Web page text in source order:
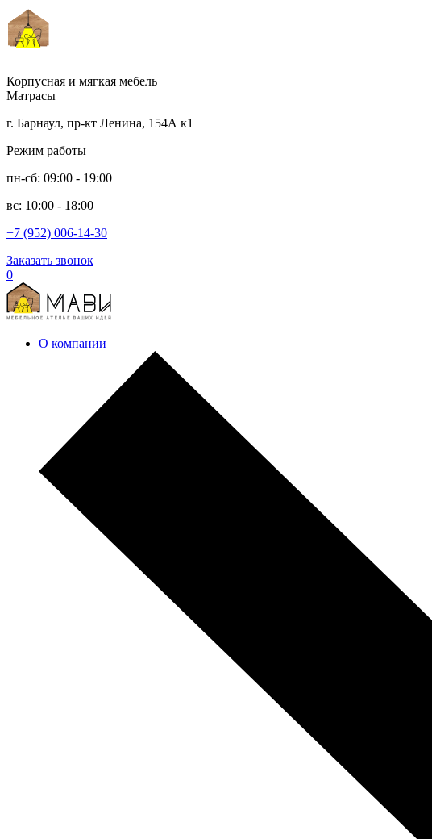
Корпусная и мягкая мебель
Матрасы
г. Барнаул, пр-кт Ленина, 154А к1
Режим работы
пн-сб: 09:00 - 19:00
вс: 10:00 - 18:00
+7 (952) 006-14-30
Заказать звонок
0
О компании